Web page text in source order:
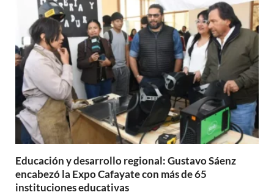
Educación y desarrollo regional: Gustavo Sáenz
encabezó la Expo Cafayate con más de 65
instituciones educativas